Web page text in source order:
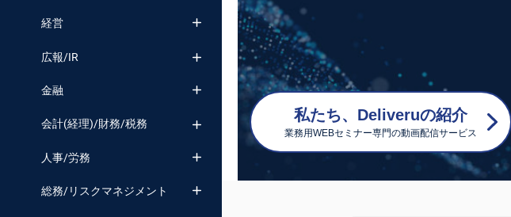
経営
広報/IR
金融
会計(経理)/財務/税務
人事/労務
総務/リスクマネジメント
私たち、Deliveruの紹介
業務用WEBセミナー専門の動画配信サービス